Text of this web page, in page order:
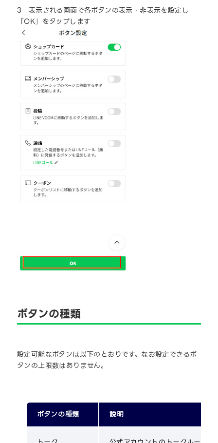
ボタンの種類
設定可能なボタンは以下のとおりです。なお設定できるボタン
の上限数はありません。
ボタンの種類 説明
トーク 公式アカウントのトークルームに
メンバーシップ メンバーシップのページに移動する
通話 LINEコールまたは設定した電話番
投稿 LINE VOOMに移動するボタンです
3 表示される画面で各ボタンの表示・非表示を設定し
「OK」をタップします
ボタンの種類
設定可能なボタンは以下のとおりです。なお設定できるボ
タンの上限数はありません。
ボタンの種類 説明